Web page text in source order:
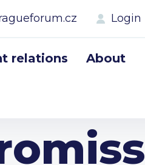
Login
relations About